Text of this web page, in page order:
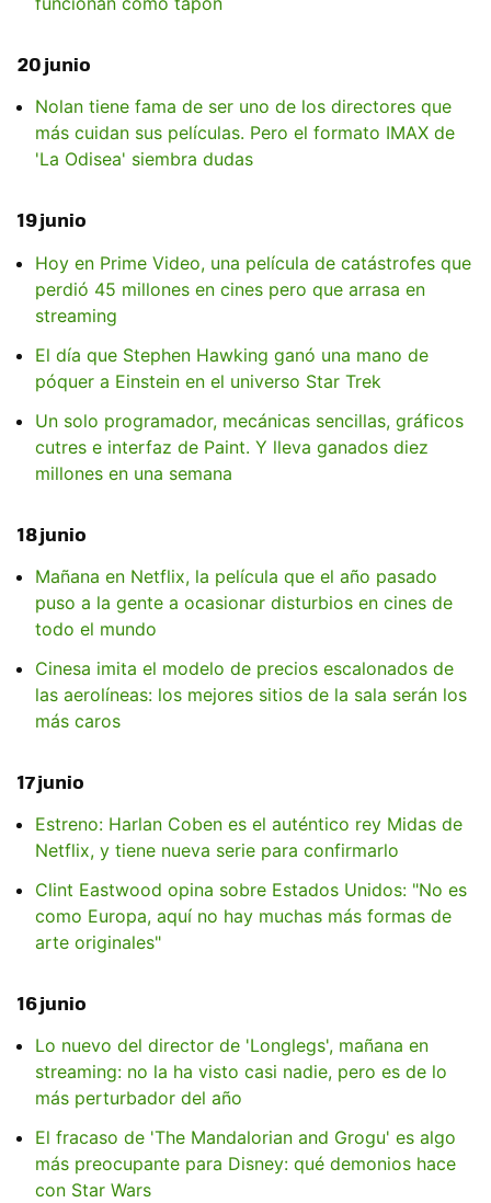
20 junio
Nolan tiene fama de ser uno de los directores que
más cuidan sus películas. Pero el formato IMAX de
'La Odisea' siembra dudas
19 junio
Hoy en Prime Video, una película de catástrofes que
perdió 45 millones en cines pero que arrasa en
streaming
El día que Stephen Hawking ganó una mano de
póquer a Einstein en el universo Star Trek
Un solo programador, mecánicas sencillas, gráficos
cutres e interfaz de Paint. Y lleva ganados diez
millones en una semana
18 junio
Mañana en Netflix, la película que el año pasado
puso a la gente a ocasionar disturbios en cines de
todo el mundo
Cinesa imita el modelo de precios escalonados de
las aerolíneas: los mejores sitios de la sala serán los
más caros
17 junio
Estreno: Harlan Coben es el auténtico rey Midas de
Netflix, y tiene nueva serie para confirmarlo
Clint Eastwood opina sobre Estados Unidos: "No es
como Europa, aquí no hay muchas más formas de
arte originales"
16 junio
Lo nuevo del director de 'Longlegs', mañana en
streaming: no la ha visto casi nadie, pero es de lo
más perturbador del año
El fracaso de 'The Mandalorian and Grogu' es algo
más preocupante para Disney: qué demonios hace
con Star Wars